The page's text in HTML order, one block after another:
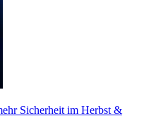
Sicherheit im Herbst &